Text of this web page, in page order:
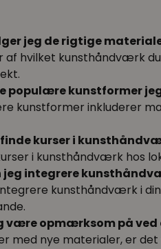
jeg de rigtige
hvilket kunsthåndværk du
populære kunstformer
kunstformer inkluderer
finde kurser i
i kunsthåndværk hos
jeg integrere
kunsthåndværk i
være opmærksom på
med nye materialer, er